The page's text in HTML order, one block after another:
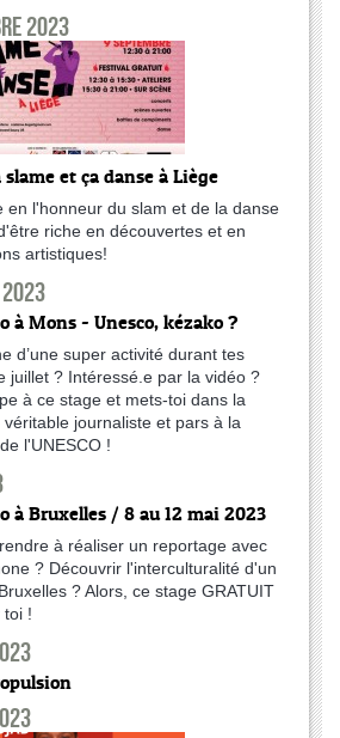
2023
slame et ça danse à Liège
en l'honneur du slam et de la danse
riche en découvertes et en
artistiques!
à Mons - Unesco, kézako ?
d’une super activité durant tes
juillet ? Intéressé.e par la vidéo ?
à ce stage et mets-toi dans la
véritable journaliste et pars à la
l'UNESCO !
à Bruxelles / 8 au 12 mai 2023
à réaliser un reportage avec
? Découvrir l'interculturalité d'un
? Alors, ce stage GRATUIT
toi !